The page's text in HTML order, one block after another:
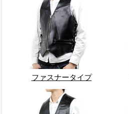
ファスナータイプ